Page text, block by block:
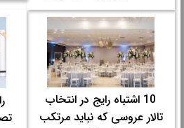
در ادامه این بخش با تشریفینو همراه
آرایی ولنتاین را ببینید و با ایده گرفتن
منحصر به فرد و رمانتیک برای ولنتاین
ماندنی تر کنید.
10 اشتباه رایج در انتخاب
تالار عروسی که نباید مرتکب